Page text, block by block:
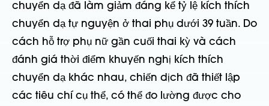
chuyển dạ đã làm giảm đáng kể tỷ lệ kích thích
chuyển dạ tự nguyện ở thai phụ dưới 39 tuần. Do
cách hỗ trợ phụ nữ gần cuối thai kỳ và cách
đánh giá thời điểm khuyến nghị kích thích
chuyển dạ khác nhau, chiến dịch đã thiết lập
các tiêu chí cụ thể, có thể đo lường được cho